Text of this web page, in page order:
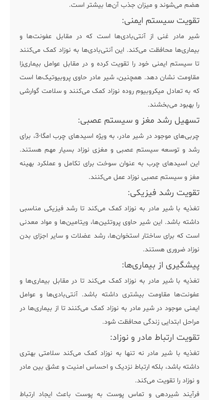
هضم می‌شوند و میزان جذب آن‌ها بیشتر است.
تقویت سیستم ایمنی:
شیر مادر غنی از آنتی‌بادی‌ها است که در مقابل عفونت‌ها و
بیماری‌ها محافظت می‌کند. این آنتی‌بادی‌ها به نوزاد کمک می‌کنند
تا سیستم ایمنی خود را تقویت کرده و در مقابل عوامل بیماری‌زا
مقاومت نشان دهد. همچنین، شیر مادر حاوی پروبیوتیک‌ها است
که به تعادل میکروبیوم روده نوزاد کمک می‌کنند و سلامت گوارشی
را بهبود می‌بخشند.
تسهیل رشد مغز و سیستم عصبی:
چربی‌های موجود در شیر مادر، به ویژه اسیدهای چرب امگا-3، برای
رشد و توسعه سیستم عصبی و مغزی نوزاد بسیار مهم هستند.
این اسیدهای چرب به عنوان سوخت برای تکامل و عملکرد بهینه
مغز و سیستم عصبی نوزاد عمل می‌کنند.
تقویت رشد فیزیکی:
تغذیه با شیر مادر به نوزاد کمک می‌کند تا رشد فیزیکی مناسبی
داشته باشد. این شیر حاوی پروتئین‌ها، ویتامین‌ها و مواد معدنی
است که برای ساختار استخوان‌ها، رشد عضلات و سایر اجزای بدن
نوزاد ضروری هستند.
پیشگیری از بیماری‌ها:
تغذیه با شیر مادر به نوزاد کمک می‌کند تا در مقابل بیماری‌ها و
عفونت‌ها مقاومت بیشتری داشته باشد. آنتی‌بادی‌ها و عوامل
ایمنی موجود در شیر مادر به نوزاد کمک می‌کنند تا از بیماری‌ها در
مراحل ابتدایی زندگی محافظت شود.
تقویت ارتباط مادر و نوزاد:
تغذیه با شیر مادر نه تنها به نوزاد کمک می‌کند سلامتی بهتری
داشته باشد، بلکه ارتباط نزدیک و احساس امنیت و عشق بین مادر
و نوزاد را تقویت می‌کند.
فرآیند شیردهی و تماس پوست به پوست باعث ایجاد ارتباط